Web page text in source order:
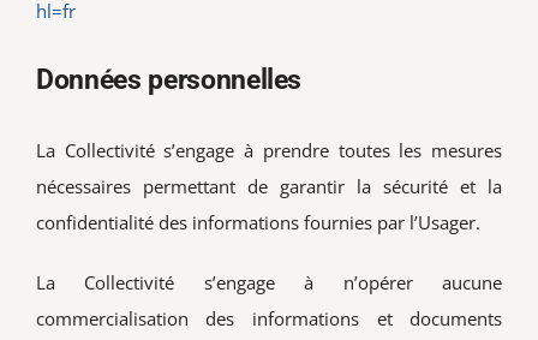
hl=fr
Données personnelles
La Collectivité s’engage à prendre toutes les mesures
nécessaires permettant de garantir la sécurité et la
confidentialité des informations fournies par l’Usager.
La Collectivité s’engage à n’opérer aucune
commercialisation des informations et documents